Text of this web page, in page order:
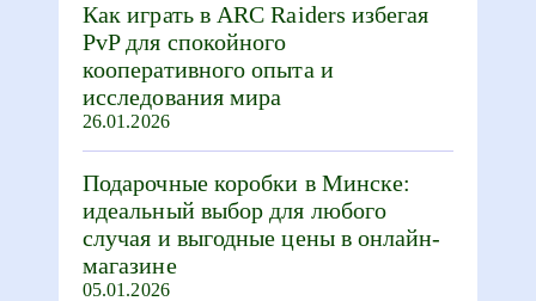
Как играть в ARC Raiders избегая
PvP для спокойного
кооперативного опыта и
исследования мира
26.01.2026
Подарочные коробки в Минске:
идеальный выбор для любого
случая и выгодные цены в онлайн-
магазине
05.01.2026